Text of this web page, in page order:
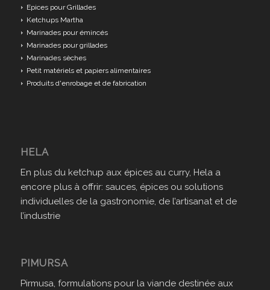
Epices pour Grillades
Ketchups Martha
Marinades pour émincés
Marinades pour grillades
Marinades sèches
Petit matériels et papiers alimentaires
Produits d'enrobage et de fabrication
HELA
En plus du ketchup aux épices au curry, Hela a
encore plus à offrir: sauces, épices ou solutions
individuelles de la gastronomie, de l’artisanat et de
l’industrie
PIMURSA
Pirmusa, formulations pour la viande destinée aux